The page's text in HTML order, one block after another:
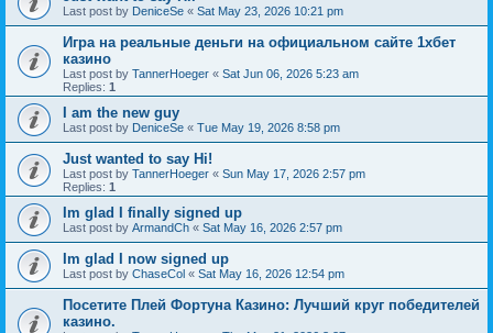
Last post by DeniceSe « Sat May 23, 2026 10:21 pm
Игра на реальные деньги на официальном сайте 1хбет
казино
Last post by TannerHoeger « Sat Jun 06, 2026 5:23 am
Replies: 1
I am the new guy
Last post by DeniceSe « Tue May 19, 2026 8:58 pm
Just wanted to say Hi!
Last post by TannerHoeger « Sun May 17, 2026 2:57 pm
Replies: 1
Im glad I finally signed up
Last post by ArmandCh « Sat May 16, 2026 2:57 pm
Im glad I now signed up
Last post by ChaseCol « Sat May 16, 2026 12:54 pm
Посетите Плей Фортуна Казино: Лучший круг победителей
казино.